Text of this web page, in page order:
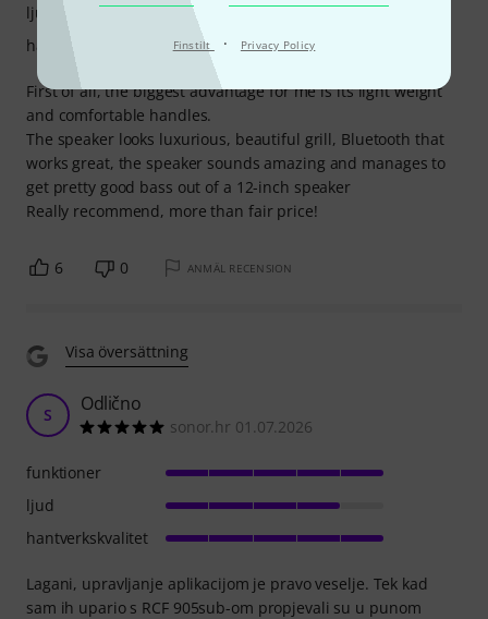
Finstilt · Privacy Policy
First of all, the biggest advantage for me is its light weight
and comfortable handles.
The speaker looks luxurious, beautiful grill, Bluetooth that
works great, the speaker sounds amazing and manages to
get pretty good bass out of a 12-inch speaker
Really recommend, more than fair price!
ljud
hantverkskvalitet
6 0 ANMÄL RECENSION
Visa översättning
S Odlično
sonor.hr 01.07.2026
Lagani, upravljanje aplikacijom je pravo veselje. Tek kad
sam ih upario s RCF 905sub-om propjevali su u punom
funktioner
ljud
hantverkskvalitet